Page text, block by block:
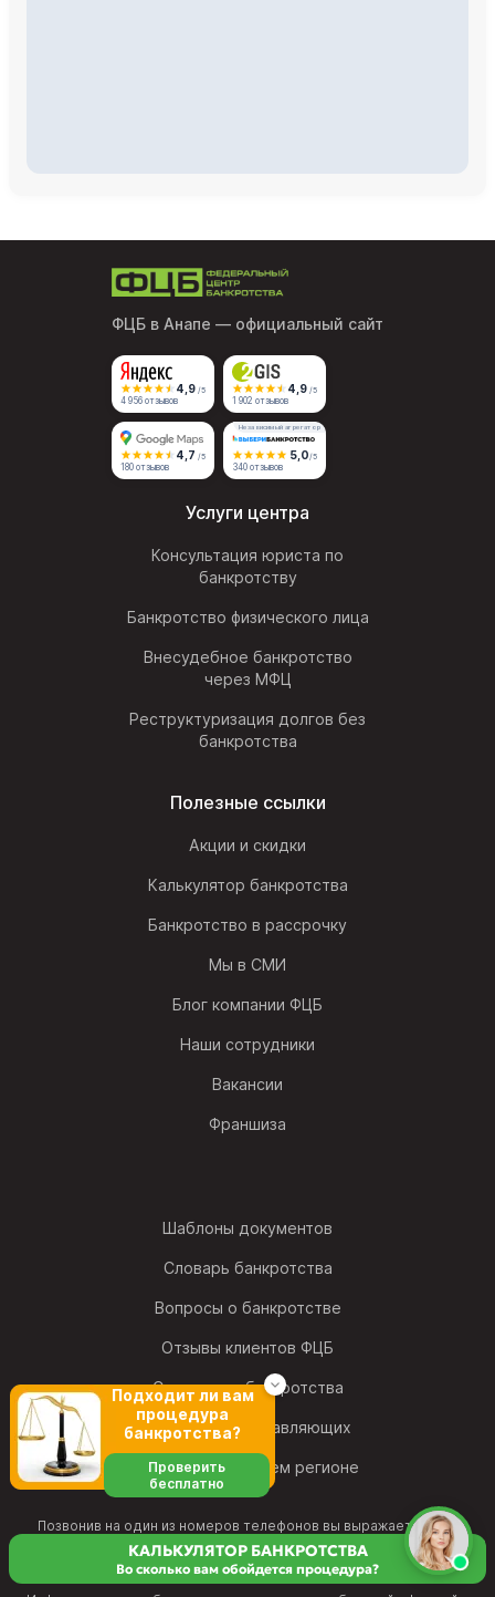
ФЦБ в Анапе — официальный сайт
4,9 /5
4 956 отзывов
4,9 /5
1 902 отзывов
4,7 /5
180 отзывов
Независимый агрегатор
5,0/5
340 отзывов
Услуги центра
Консультация юриста по
банкротству
Банкротство физического лица
Внесудебное банкротство
через МФЦ
Реструктуризация долгов без
банкротства
Полезные ссылки
Акции и скидки
Калькулятор банкротства
Банкротство в рассрочку
Мы в СМИ
Блог компании ФЦБ
Наши сотрудники
Вакансии
Франшиза
Шаблоны документов
Словарь банкротства
Вопросы о банкротстве
Отзывы клиентов ФЦБ
Статистика банкротства
Рейтинг фин. управляющих
Найти офис в своем регионе
Позвонив на один из номеров телефонов вы выражаете свое
согласие на обработку персональных данныхи подтверждаете свое
политикой конфиденциальности и принимаете условия
Пользовательского соглашения.
КАЛЬКУЛЯТОР БАНКРОТСТВА
Во сколько вам обойдется процедура?
Подходит ли вам
процедура
банкротства?
Проверить
бесплатно